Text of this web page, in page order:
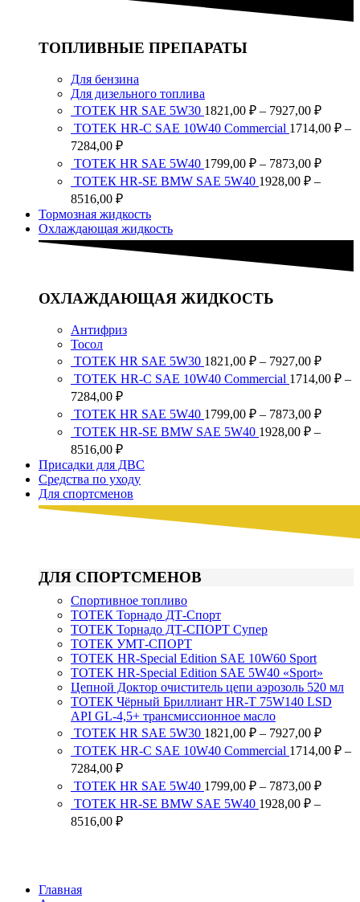
8516,00 ₽
ТОПЛИВНЫЕ ПРЕПАРАТЫ
Для бензина
Для дизельного топлива
ТОТЕК HR SAE 5W30 1821,00 ₽ – 7927,00 ₽
цен:
TOTEK HR-C SAE 10W40 Commercial 1714,00 ₽ –
7284,00 ₽Диапазон
цен:
1714,00 ₽
–
ТОТЕК HR SAE 5W40 1799,00 ₽ – 7873,00 ₽
ТОТЕК HR-SE BMW SAE 5W40 1928,00 ₽ –
8516,00 ₽Диапазон
цен:
1928,00 ₽
–
8516,00 ₽
Тормозная жидкость
Охлаждающая жидкость
ОХЛАЖДАЮЩАЯ ЖИДКОСТЬ
Антифриз
Тосол
ТОТЕК HR SAE 5W30 1821,00 ₽ – 7927,00 ₽
цен:
TOTEK HR-C SAE 10W40 Commercial 1714,00 ₽ –
7284,00 ₽Диапазон
цен:
1714,00 ₽
–
ТОТЕК HR SAE 5W40 1799,00 ₽ – 7873,00 ₽
ТОТЕК HR-SE BMW SAE 5W40 1928,00 ₽ –
8516,00 ₽Диапазон
цен:
1928,00 ₽
–
8516,00 ₽
Присадки для ДВС
Средства по уходу
Для спортсменов
ДЛЯ СПОРТСМЕНОВ
Спортивное топливо
ТОТЕК Торнадо ДТ-Спорт
ТОТЕК Торнадо ДТ-СПОРТ Супер
ТОТЕК УМТ-СПОРТ
TOTEK HR-Special Edition SAE 10W60 Sport
TOTEK HR-Special Edition SAE 5W40 «Sport»
Цепной Доктор очиститель цепи аэрозоль 520 мл
ТОТЕК Чёрный Бриллиант HR-T 75W140 LSD
API GL-4,5+ трансмиссионное масло
ТОТЕК HR SAE 5W30 1821,00 ₽ – 7927,00 ₽
цен:
TOTEK HR-C SAE 10W40 Commercial 1714,00 ₽ –
7284,00 ₽Диапазон
цен:
1714,00 ₽
–
ТОТЕК HR SAE 5W40 1799,00 ₽ – 7873,00 ₽
ТОТЕК HR-SE BMW SAE 5W40 1928,00 ₽ –
8516,00 ₽Диапазон
Главная